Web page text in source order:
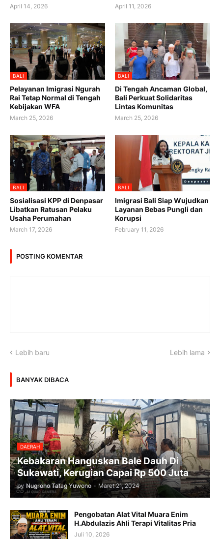
April 14, 2026 April 11, 2026
BALI
Pelayanan Imigrasi Ngurah
Rai Tetap Normal di Tengah
Kebijakan WFA
March 25, 2026
BALI
Di Tengah Ancaman Global,
Bali Perkuat Solidaritas
Lintas Komunitas
March 25, 2026
BALI
Sosialisasi KPP di Denpasar
Libatkan Ratusan Pelaku
Usaha Perumahan
March 17, 2026
BALI
Imigrasi Bali Siap Wujudkan
Layanan Bebas Pungli dan
Korupsi
February 11, 2026
POSTING KOMENTAR
Lebih baru Lebih lama
BANYAK DIBACA
DAERAH
Kebakaran Hanguskan Bale Dauh Di
Sukawati, Kerugian Capai Rp 500 Juta
by Nugroho Tatag Yuwono - Maret 21, 2024
Pengobatan Alat Vital Muara Enim
H.Abdulazis Ahli Terapi Vitalitas Pria
Juli 10, 2026